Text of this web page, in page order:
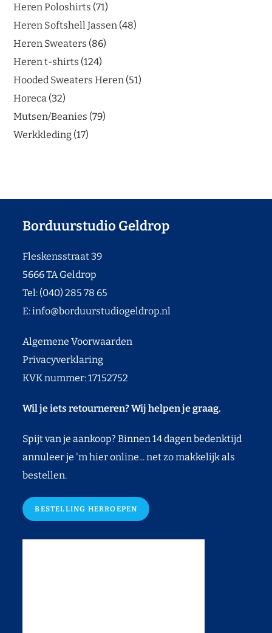
Heren Poloshirts 71
Heren Softshell Jassen 48
Heren Sweaters 86
Heren t-shirts 124
Hooded Sweaters Heren 51
Horeca 32
Mutsen/Beanies 79
Werkkleding 17
Borduurstudio Geldrop
Fleskensstraat 39
5666 TA Geldrop
Tel: (040) 285 78 65
E:info@borduurstudiogeldrop.nl
Algemene Voorwaarden
Privacyverklaring
KVK nummer: 17152752
Wil je iets retourneren? Wij helpen je graag.
Spijt van je aankoop? Binnen 14 dagen bedenktijd
annuleer je 'm hier online... net zo makkelijk als
bestellen.
BESTELLING HERROEPEN